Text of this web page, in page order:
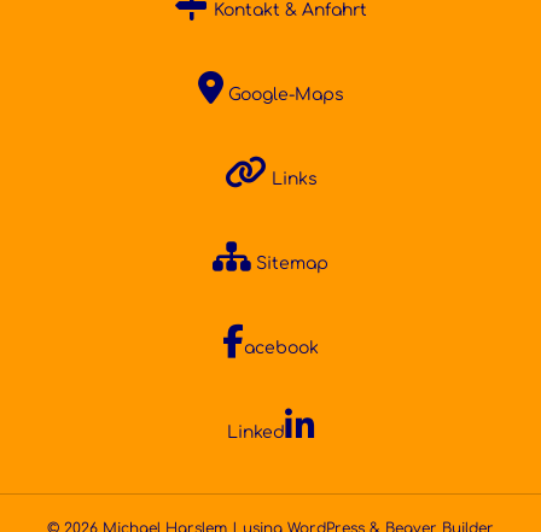
Kontakt & Anfahrt
Google-Maps
Links
Sitemap
acebook
Linked
© 2026 Michael Harslem | using WordPress & Beaver Builder